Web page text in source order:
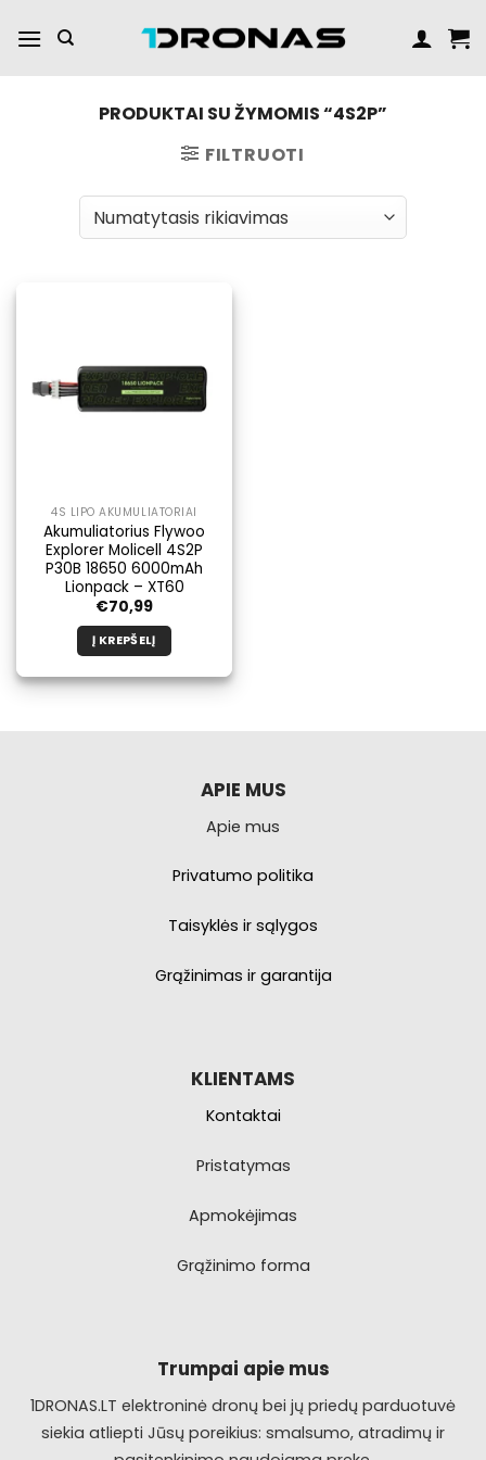
turinį
PRODUKTAI SU ŽYMOMIS “4S2P”
FILTRUOTI
4S LIPO AKUMULIATORIAI
Akumuliatorius Flywoo
Explorer Molicell 4S2P
P30B 18650 6000mAh
Lionpack – XT60
€70,99
Į KREPŠELĮ
APIE MUS
Apie mus
Privatumo politika
Taisyklės ir sąlygos
Grąžinimas ir garantija
KLIENTAMS
Kontaktai
Pristatymas
Apmokėjimas
Grąžinimo forma
Trumpai apie mus
1DRONAS.LT elektroninė dronų bei jų priedų parduotuvė
siekia atliepti Jūsų poreikius: smalsumo, atradimų ir